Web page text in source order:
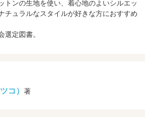
トンの生地を使い、着心地のよいシルエッ
チュラルなスタイルが好きな方におすすめ
定図書。
コ）著